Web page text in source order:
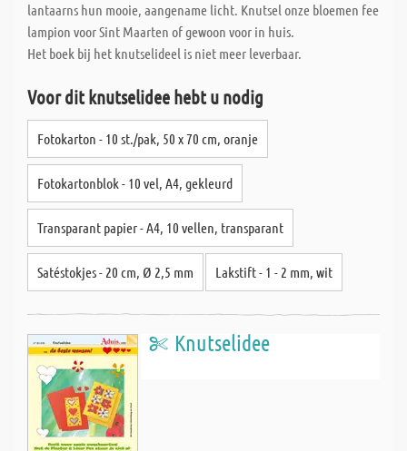
lantaarns hun mooie, aangename licht. Knutsel onze bloemen fee
lampion voor Sint Maarten of gewoon voor in huis.
Het boek bij het knutselideel is niet meer leverbaar.
Voor dit knutselidee hebt u nodig
Fotokarton - 10 st./pak, 50 x 70 cm, oranje
Fotokartonblok - 10 vel, A4, gekleurd
Transparant papier - A4, 10 vellen, transparant
Satéstokjes - 20 cm, Ø 2,5 mm Lakstift - 1 - 2 mm, wit
Knutselidee